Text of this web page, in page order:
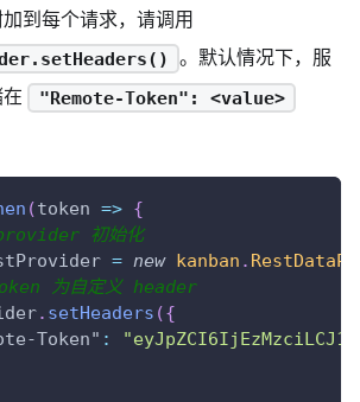
到每个请求，请调用
。默认情况下，服
"Remote-Token": <value>
(token => {
初始化
= new kanban .
为自定义 header
. setHeaders ({
Token" :